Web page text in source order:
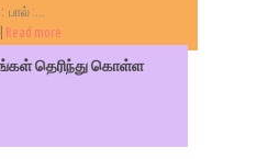
பால் :...
Read more
தெரிந்து கொள்ள